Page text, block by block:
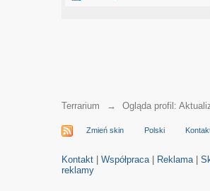
Terrarium → Ogląda profil:
Zmień skin Polski
Kontakt |Współpraca| Reklama|
reklamy